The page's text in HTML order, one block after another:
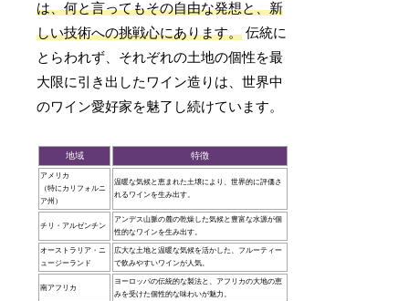
は、何と言ってもその自由な発想と、新
しい技術への挑戦心にあります。 伝統に
とらわれず、それぞれの土地の個性を最
大限に引き出したワイン造りは、世界中
のワイン愛好家を魅了し続けています。
地域 特徴
アメリカ
（特にカリフォルニ
ア州）
温暖な気候と恵まれた土壌により、世界的に評価さ
れるワインを生み出す。
チリ・アルゼンチン
アンデス山脈の麓の乾燥した気候と豊富な水源が個
性的なワインを生み出す。
オーストラリア・ニ
ュージーランド
広大な土地と温暖な気候を活かした、フルーティー
で飲みやすいワインが人気。
南アフリカ
ヨーロッパの伝統的な製法と、アフリカの大地の恵
みを受けた個性的な味わいが魅力。